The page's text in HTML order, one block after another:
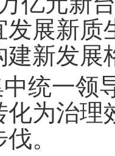
展新质
新发展
统一领
为治理
。